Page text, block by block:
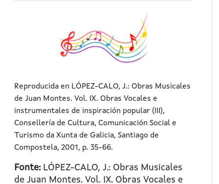
Reproducida en LÓPEZ-CALO, J.: Obras Musicales
de Juan Montes. Vol. IX. Obras Vocales e
instrumentales de inspiración popular (III),
Consellería de Cultura, Comunicación Social e
Turismo da Xunta de Galicia, Santiago de
Compostela, 2001, p. 35-66.
Fonte:LÓPEZ-CALO, J.: Obras Musicales
de Juan Montes. Vol. IX. Obras Vocales e